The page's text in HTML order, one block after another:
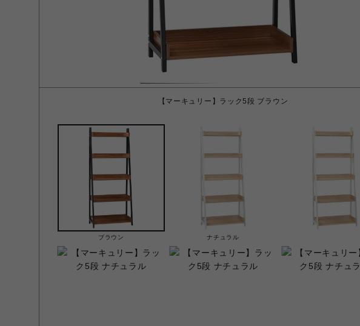
【マーキュリー】ラック5段 ブラウン
ブラウン ナチュラル